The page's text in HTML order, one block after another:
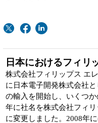
日本におけるフィリ
株式会社フィリップス エ
に日本電子開発株式会社
の輸入を開始し、いくつ
年に社名を株式会社フィ
に変更しました。2008年